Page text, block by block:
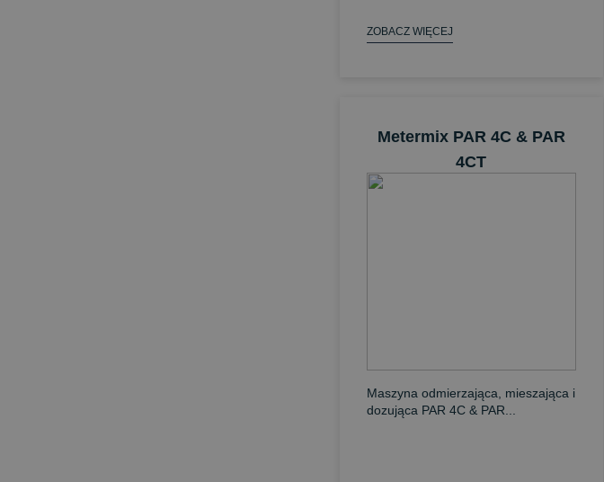
ZOBACZ WIĘCEJ
Metermix PAR 4C & PAR
4CT
Maszyna odmierzająca, mieszająca i
dozująca PAR 4C & PAR...